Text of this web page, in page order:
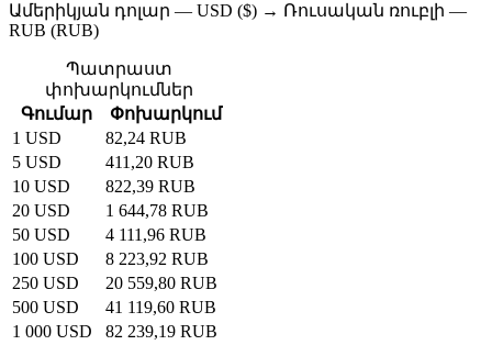
Ամերիկյան դոլար — USD ($) → Ռուսական ռուբլի —
RUB (RUB)
Պատրաստ
փոխարկումներ
Գումար
Փոխարկում
1 USD
82,24 RUB
5 USD
411,20 RUB
10 USD
822,39 RUB
20 USD
1 644,78 RUB
50 USD
4 111,96 RUB
100 USD
8 223,92 RUB
250 USD
20 559,80 RUB
500 USD
41 119,60 RUB
1 000 USD
82 239,19 RUB